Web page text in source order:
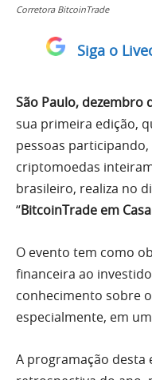
Corretora BitcoinTrade
Siga o
São Paulo, dezembro
sua primeira edição,
pessoas
criptomoedas
brasileiro, realiza no
“BitcoinTrade em Casa
O evento tem como
financeira ao
conhecimento sobre
especialmente, em
A programação desta